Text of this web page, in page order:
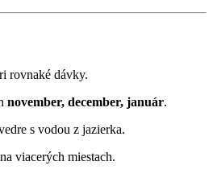
rovnaké dávky.
november, december, január.
s vodou z jazierka.
viacerých miestach.